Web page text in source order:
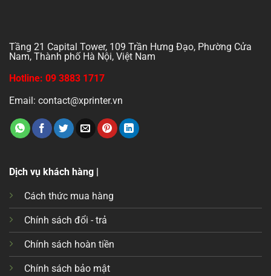
Tầng 21 Capital Tower, 109 Trần Hưng Đạo, Phường Cửa
Nam, Thành phố Hà Nội, Việt Nam
Hotline: 09 3883 1717
Email: contact@xprinter.vn
Dịch vụ khách hàng |
Cách thức mua hàng
Chính sách đổi - trả
Chính sách hoàn tiền
Chính sách bảo mật